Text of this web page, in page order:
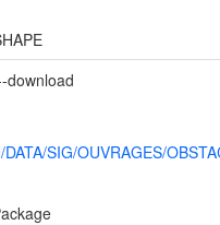
download
SIG/OUVRAGES/